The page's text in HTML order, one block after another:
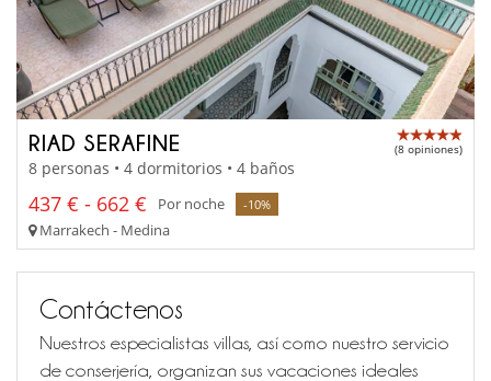
RIAD SERAFINE (8 opiniones)
8 personas • 4 dormitorios • 4 baños
437 € - 662 € Por noche -10%
Marrakech - Medina
Contáctenos
Nuestros especialistas villas, así como nuestro servicio
de conserjería, organizan sus vacaciones ideales